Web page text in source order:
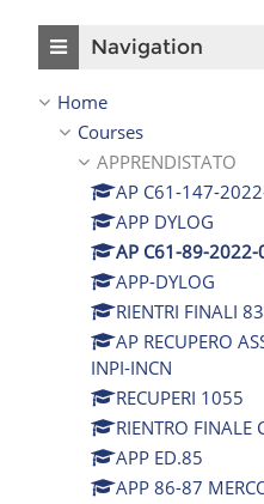
Navigation
Home
Courses
APPRENDISTATO
AP C61-147-
APP DYLOG
AP C61-89-2022-
APP-DYLOG
RIENTRI FINALI 83
AP RECUPERO
INPI-INCN
RECUPERI 1055
RIENTRO FINALE
APP ED.85
APP 86-87